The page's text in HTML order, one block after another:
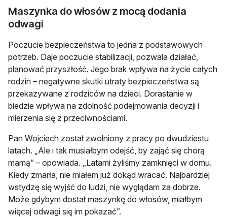
Maszynka do włosów z mocą dodania
odwagi
Poczucie bezpieczeństwa to jedna z podstawowych
potrzeb. Daje poczucie stabilizacji, pozwala działać,
planować przyszłość. Jego brak wpływa na życie całych
rodzin – negatywne skutki utraty bezpieczeństwa są
przekazywane z rodziców na dzieci. Dorastanie w
biedzie wpływa na zdolność podejmowania decyzji i
mierzenia się z przeciwnościami.
Pan Wojciech został zwolniony z pracy po dwudziestu
latach. „Ale i tak musiałbym odejść, by zająć się chorą
mamą” – opowiada. „Latami żyliśmy zamknięci w domu.
Kiedy zmarła, nie miałem już dokąd wracać. Najbardziej
wstydzę się wyjść do ludzi, nie wyglądam za dobrze.
Może gdybym dostał maszynkę do włosów, miałbym
więcej odwagi się im pokazać”.